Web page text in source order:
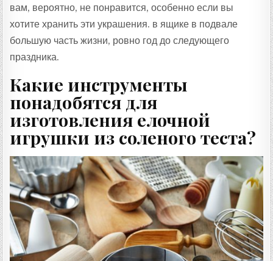
вам, вероятно, не понравится, особенно если вы
хотите хранить эти украшения. в ящике в подвале
большую часть жизни, ровно год до следующего
праздника.
Какие инструменты
понадобятся для
изготовления елочной
игрушки из соленого теста?